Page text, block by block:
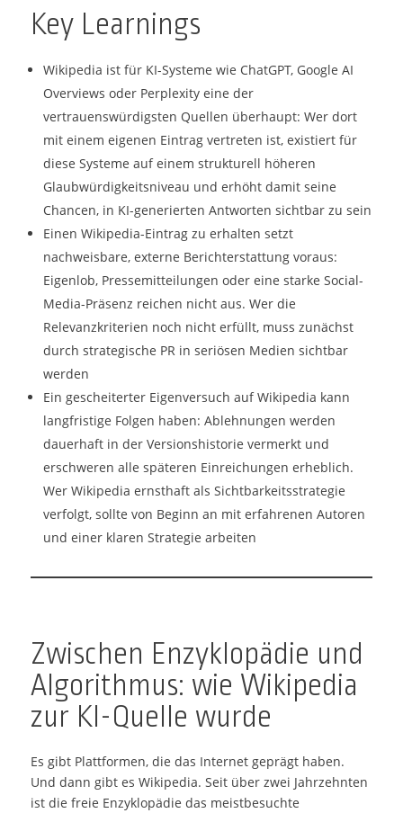
Key Learnings
Wikipedia ist für KI-Systeme wie ChatGPT, Google AI
Overviews oder Perplexity eine der
vertrauenswürdigsten Quellen überhaupt: Wer dort
mit einem eigenen Eintrag vertreten ist, existiert für
diese Systeme auf einem strukturell höheren
Glaubwürdigkeitsniveau und erhöht damit seine
Chancen, in KI-generierten Antworten sichtbar zu sein
Einen Wikipedia-Eintrag zu erhalten setzt
nachweisbare, externe Berichterstattung voraus:
Eigenlob, Pressemitteilungen oder eine starke Social-
Media-Präsenz reichen nicht aus. Wer die
Relevanzkriterien noch nicht erfüllt, muss zunächst
durch strategische PR in seriösen Medien sichtbar
werden
Ein gescheiterter Eigenversuch auf Wikipedia kann
langfristige Folgen haben: Ablehnungen werden
dauerhaft in der Versionshistorie vermerkt und
erschweren alle späteren Einreichungen erheblich.
Wer Wikipedia ernsthaft als Sichtbarkeitsstrategie
verfolgt, sollte von Beginn an mit erfahrenen Autoren
und einer klaren Strategie arbeiten
Zwischen Enzyklopädie und
Algorithmus: wie Wikipedia
zur KI-Quelle wurde
Es gibt Plattformen, die das Internet geprägt haben.
Und dann gibt es Wikipedia. Seit über zwei Jahrzehnten
ist die freie Enzyklopädie das meistbesuchte